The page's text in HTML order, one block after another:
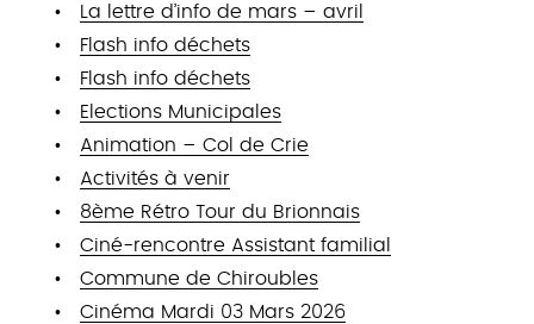
La lettre d’info de mars – avril
Flash info déchets
Flash info déchets
Elections Municipales
Animation – Col de Crie
Activités à venir
8ème Rétro Tour du Brionnais
Ciné-rencontre Assistant familial
Commune de Chiroubles
Cinéma Mardi 03 Mars 2026